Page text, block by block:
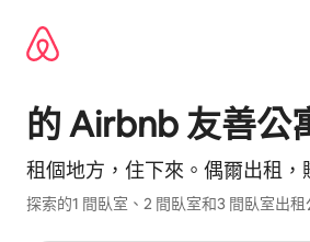
的 Airbnb 友⁠善公⁠
租個地方，住下來⁠。偶爾出租，
探索⁠的1 間臥室、2 間臥室和3 間臥室出⁠租